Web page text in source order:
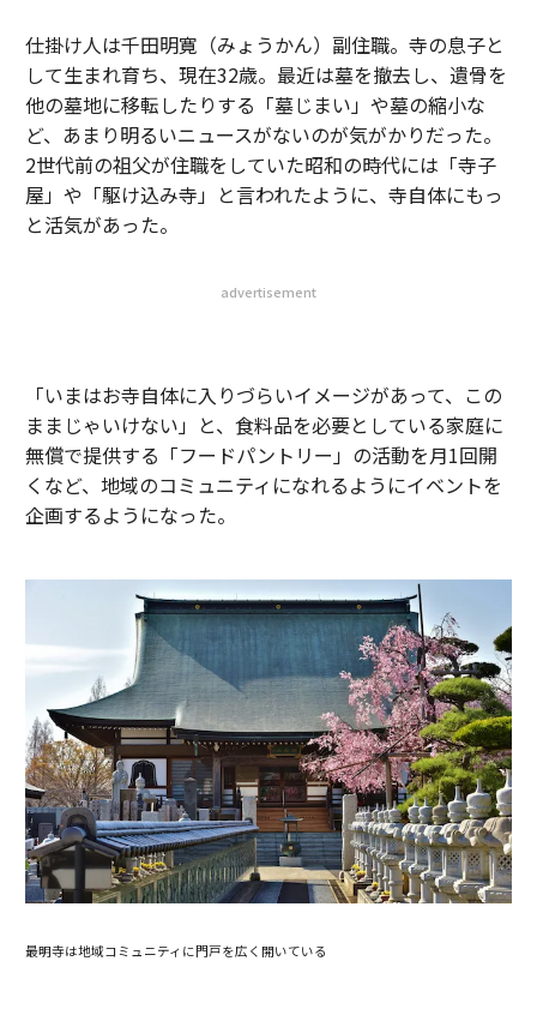
仕掛け人は千田明寛（みょうかん）副住職。寺の息子と
して生まれ育ち、現在32歳。最近は墓を撤去し、遺骨を
他の墓地に移転したりする「墓じまい」や墓の縮小な
ど、あまり明るいニュースがないのが気がかりだった。
2世代前の祖父が住職をしていた昭和の時代には「寺子
屋」や「駆け込み寺」と言われたように、寺自体にもっ
と活気があった。
advertisement
「いまはお寺自体に入りづらいイメージがあって、この
ままじゃいけない」と、食料品を必要としている家庭に
無償で提供する「フードパントリー」の活動を月1回開
くなど、地域のコミュニティになれるようにイベントを
企画するようになった。
最明寺は地域コミュニティに門戸を広く開いている